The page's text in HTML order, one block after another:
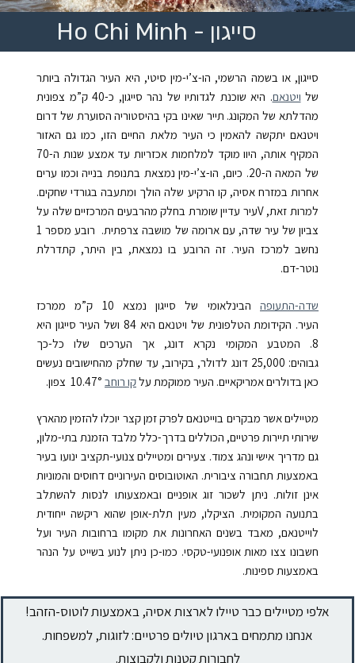
Ho Chi Minh - סייגון
סייגון, או בשמה הרשמי, הו-צ’י-מין סיטי, היא העיר הגדולה ביותר
של ויטנאם
. היא שוכנת לגדותיו של נהר סייגון, כ-40 ק”מ צפונית
מהדלתא של המקונג. תייר שאינו בקי בהיסטוריה הסוערת של דרום
ויטנאם יתקשה להאמין כי העיר מלאת החיים הזו, כמו גם האזור
המקיף אותה, היוו מוקד למלחמות אכזריות עד אמצע שנות ה-70
של המאה ה-20. כיום, הו-צ’י-מין נמצאת בתנופת בנייה וכמו ערים
אחרות במזרח אסיה, קו הרקיע שלה הולך ומתעבה בגורדי שחקים.
למרות זאת, Vעיר עדיין שומרת בחלק מהרבעים המרכזיים שלה על
צביון של עיר שדה, עם ארומה של מושבה צרפתית. רובע מספר 1
נחשב למרכז העיר. זה הרובע בו נמצאת, בין היתר, קתדרלת
נוטר-דם.
שדה-התעופה
הבינלאומי של סייגון נמצא 10 ק”מ ממרכז
העיר. הקידומת הטלפונית של ויטנאם היא84 ושל העיר סייגון היא
8. המטבע המקומי נקרא דונג, אך הערכים שלו כל-כך
גבוהים: 25,000 דונג לדולר, בקירוב, עד שחלק מהחישובים נעשים
כאן בדולרים אמריקאיים. העיר ממוקמת עלקו רוחב 10.47° צפון.
מטיילים אשר מבקרים בוייטנאם לפרק זמן קצר יוכלו להזמין מהארץ
שירותי תיירות פרטיים, הכוללים בדרך-כלל מלבד הזמנת בתי-מלון,
גם מדריך אישי ונהג צמוד. צעירים ומטיילים צנועי-תקציב ינועו בעיר
באמצעות תחבורה ציבורית. האוטובוסים העירוניים דחוסים והמוניות
אינן זולות. ניתן לשכור זוג אופניים ובאמצעותו לנסות להשתלב
בתנועה המקומית. הציקלו, מעין תלת-אופן שהוא ריקשה ייחודית
לוייטנאם, מאבד בשנים האחרונות את מקומו ברחובות העיר ועל
חשבונו צצו מאות אופנועי-טקסי. כמו-כן ניתן לנוע בשייט על הנהר
באמצעות ספינות.
!אלפי מטיילים כבר טיילו לארצות אסיה, באמצעות לוטוס-הזהב
.אנחנו מתמחים בארגון טיולים פרטיים: לזוגות, למשפחות
.לחבורות קטנות ולקבוצות